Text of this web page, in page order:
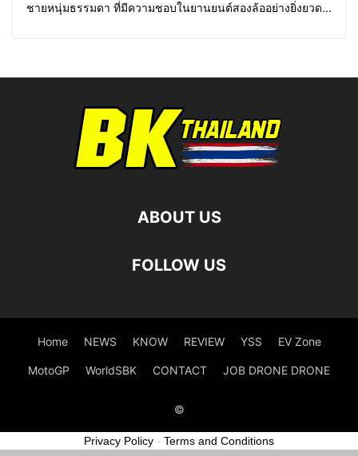
ชายหนุ่มธรรมดา ที่มีความชอบในยานยนต์สองล้ออย่างยิ่งยวด...
ABOUT US
FOLLOW US
Home NEWS KNOW REVIEW YSS EV Zone
MotoGP WorldSBK CONTACT JOB DRONE DRONE
©
Privacy Policy - Terms and Conditions